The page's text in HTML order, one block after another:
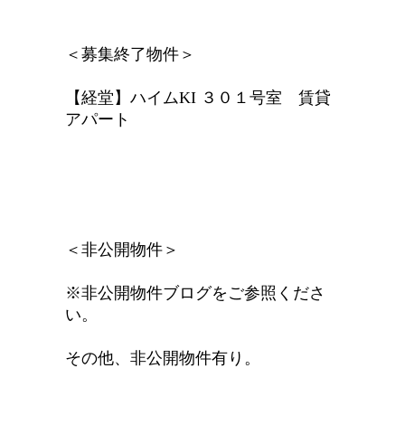
＜募集終了物件＞
【経堂】ハイムKI ３０１号室 賃貸
アパート
＜非公開物件＞
※非公開物件ブログをご参照くださ
い。
その他、非公開物件有り。